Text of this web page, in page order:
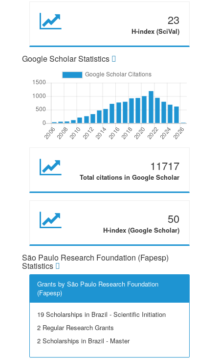
23
H-index (SciVal)
Google Scholar Statistics
11717
Total citations in Google Scholar
50
H-index (Google Scholar)
São Paulo Research Foundation (Fapesp)
Statistics
Grants by São Paulo Research Foundation
(Fapesp)
19 Scholarships in Brazil - Scientific Initiation
2 Regular Research Grants
2 Scholarships in Brazil - Master